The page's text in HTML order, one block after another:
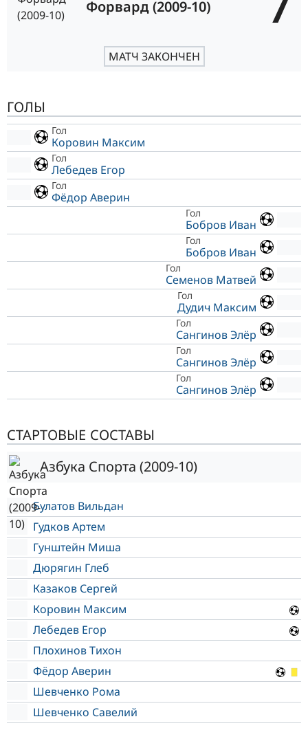
Форвард (2009-10)
МАТЧ ЗАКОНЧЕН
ГОЛЫ
Гол
Коровин Максим
Гол
Лебедев Егор
Гол
Фёдор Аверин
Гол
Бобров Иван
Гол
Бобров Иван
Гол
Семенов Матвей
Гол
Дудич Максим
Гол
Сангинов Элёр
Гол
Сангинов Элёр
Гол
Сангинов Элёр
СТАРТОВЫЕ СОСТАВЫ
Азбука Спорта (2009-10)
Булатов Вильдан
Гудков Артем
Гунштейн Миша
Дюрягин Глеб
Казаков Сергей
Коровин Максим
Лебедев Егор
Плохинов Тихон
Фёдор Аверин
Шевченко Рома
Шевченко Савелий